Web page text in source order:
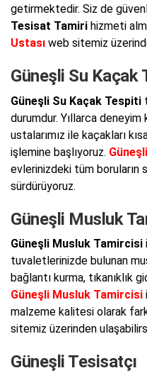
getirmektedir. Siz de
Tesisat Tamiri hizmeti
Ustası web sitemiz
Güneşli Su Kaçak
Güneşli Su Kaçak Tespiti
durumdur. Yıllarca
ustalarımız ile kaçakları
işlemine başlıyoruz.
evlerinizdeki tüm boruların
sürdürüyoruz.
Güneşli Musluk
Güneşli Musluk Tamircisi
tuvaletlerinizde bulunan
bağlantı kurma, tıkanıklık
Güneşli Musluk Tamircisi
malzeme kalitesi olarak
sitemiz üzerinden
Güneşli Tesisatçı